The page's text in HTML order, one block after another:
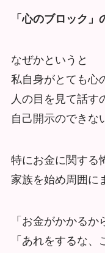
「心のブロック」
なぜかというと
私自身がとても心
人の目を見て話す
自己開示のできな
特にお金に関する
家族を始め周囲に
「お金がかかるか
「あれをするな、